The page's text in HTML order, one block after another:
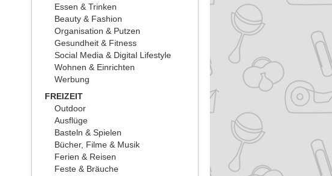
Essen & Trinken
Beauty & Fashion
Organisation & Putzen
Gesundheit & Fitness
Social Media & Digital Lifestyle
Wohnen & Einrichten
Werbung
FREIZEIT
Outdoor
Ausflüge
Basteln & Spielen
Bücher, Filme & Musik
Ferien & Reisen
Feste & Bräuche